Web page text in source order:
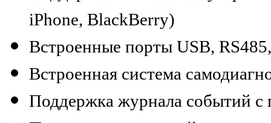
iPhone, BlackBerry)
Встроенные порты USB,
Встроенная система
Поддержка журнала событий с